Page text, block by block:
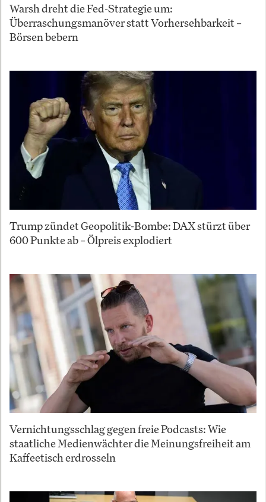
Warsh dreht die Fed-Strategie um:
Überraschungsmanöver statt Vorhersehbarkeit –
Börsen bebern
Trump zündet Geopolitik-Bombe: DAX stürzt über
600 Punkte ab – Ölpreis explodiert
Vernichtungsschlag gegen freie Podcasts: Wie
staatliche Medienwächter die Meinungsfreiheit am
Kaffeetisch erdrosseln